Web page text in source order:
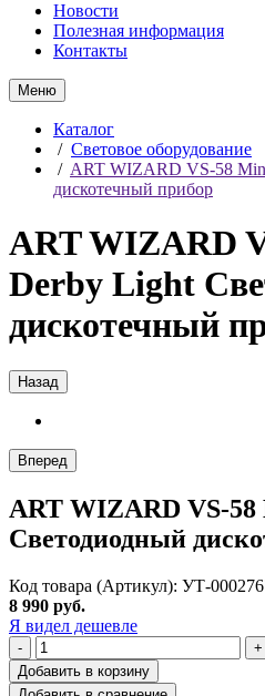
Новости
Полезная информация
Контакты
Меню
Каталог
/ Световое оборудование
/ ART WIZARD VS-58
дискотечный прибор
ART WIZARD
Derby Light
дискотечный
Назад
Вперед
ART WIZARD VS-
Светодиодный
Код товара (Артикул): УТ-
8 990 руб.
Я видел дешевле
-
+
Добавить в корзину